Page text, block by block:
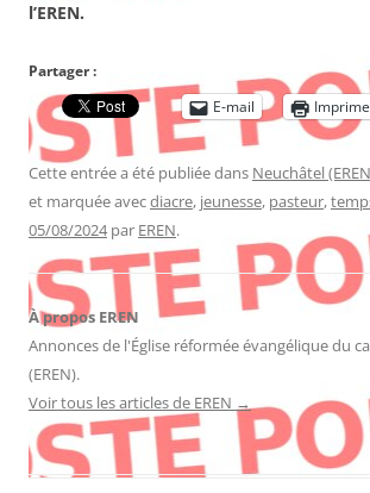
l’EREN.
Partager :
E-mail
Cette entrée a été publiée dans Neuchâtel
et marquée avecdiacre, jeunesse, pasteur,
05/08/2024 par EREN.
À propos EREN
Annonces de l'Église réformée évangélique du
(EREN).
Voir tous les articles de EREN →